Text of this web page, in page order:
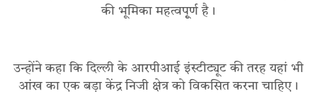
की भूमिका महत्वपृूर्ण है।
उन्होंने कहा कि दिल्ली के आरपीआई इंस्टीट्यूट की तरह यहां भी
आंख का एक बड़ा केंद्र निजी क्षेत्र को विकसित करना चाहिए।